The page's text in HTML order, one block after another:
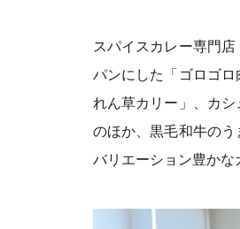
スパイスカレー専門
パンにした「ゴロゴ
れん草カリー」、カ
のほか、黒毛和牛のう
バリエーション豊かな